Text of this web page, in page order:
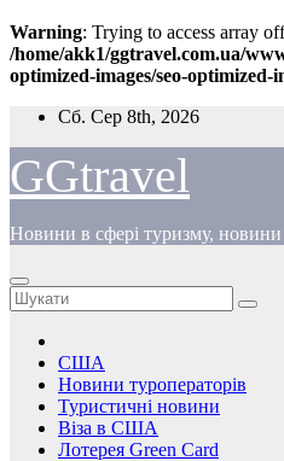
Warning: Trying to access array
/home/akk1/ggtravel.com.ua/
optimized-images/seo-optimized-
Перейти
вмісту
Сб. Сер 8th, 2026
GGtravel
Новини в сфері туризму,
США
Новини туроператорів
Туристичні новини
Віза в США
Лотерея Green Card